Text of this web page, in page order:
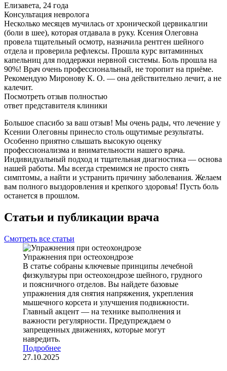
Елизавета, 24 года
Консультация невролога
Несколько месяцев мучилась от хронической цервикалгии
(боли в шее), которая отдавала в руку. Ксения Олеговна
провела тщательный осмотр, назначила рентген шейного
отдела и проверила рефлексы. Прошла курс витаминных
капельниц для поддержки нервной системы. Боль прошла на
90%! Врач очень профессиональный, не торопит на приёме.
Рекомендую Миронову К. О. — она действительно лечит, а не
калечит.
Посмотреть отзыв полностью
ответ представителя клиники
Большое спасибо за ваш отзыв! Мы очень рады, что лечение у
Ксении Олеговны принесло столь ощутимые результаты.
Особенно приятно слышать высокую оценку
профессионализма и внимательности нашего врача.
Индивидуальный подход и тщательная диагностика — основа
нашей работы. Мы всегда стремимся не просто снять
симптомы, а найти и устранить причину заболевания. Желаем
вам полного выздоровления и крепкого здоровья! Пусть боль
останется в прошлом.
Статьи и публикации врача
Смотреть все статьи
Упражнения при остеохондрозе
В статье собраны ключевые принципы лечебной
физкультуры при остеохондрозе шейного, грудного
и поясничного отделов. Вы найдете базовые
упражнения для снятия напряжения, укрепления
мышечного корсета и улучшения подвижности.
Главный акцент — на технике выполнения и
важности регулярности. Предупреждаем о
запрещенных движениях, которые могут
навредить.
Подробнее
27.10.2025